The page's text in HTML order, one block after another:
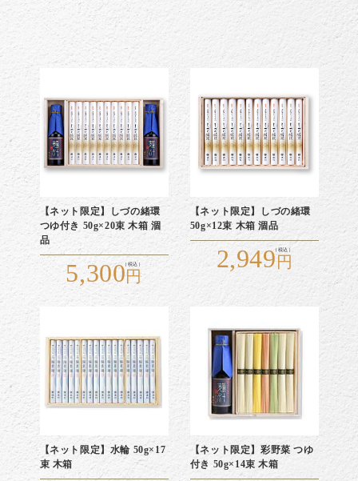
【ネット限定】しづの緒環
つゆ付き 50g×20束 木箱 涸
品
5,300
【ネット限定】しづの緒環
50g×12束 木箱 涸品
2,949
【ネット限定】水輪 50g×17
束 木箱
【ネット限定】彩野菜 つゆ
付き 50g×14束 木箱